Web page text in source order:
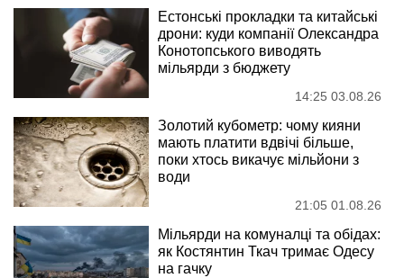
Естонські прокладки та китайські
дрони: куди компанії Олександра
Конотопського виводять
мільярди з бюджету
14:25 03.08.26
Золотий кубометр: чому кияни
мають платити вдвічі більше,
поки хтось викачує мільйони з
води
21:05 01.08.26
Мільярди на комуналці та обідах:
як Костянтин Ткач тримає Одесу
на гачку